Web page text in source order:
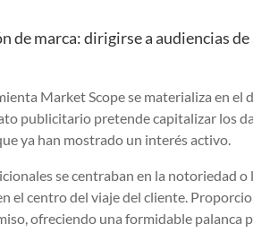
de marca: dirigirse a audiencias
Market Scope se materializa en el
publicitario pretende capitalizar los
ya han mostrado un interés activo.
se centraban en la notoriedad
el centro del viaje del cliente.
ofreciendo una formidable